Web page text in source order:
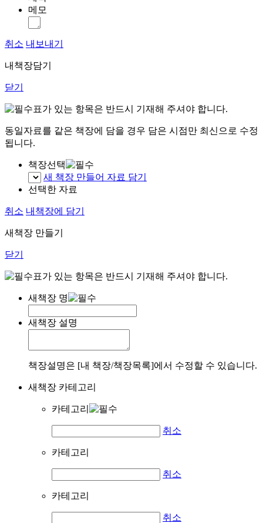
메모
취소 내보내기
내책장담기
닫기
표가 있는 항목은 반드시 기재해 주셔야 합니다.
동일자료를 같은 책장에 담을 경우 담은 시점만 최신으로 수정
됩니다.
책장선택
새 책장 만들어 자료 담기
선택한 자료
취소 내책장에 담기
새책장 만들기
닫기
표가 있는 항목은 반드시 기재해 주셔야 합니다.
새책장 명
새책장 설명
책장설명은 [내 책장/책장목록]에서 수정할 수 있습니다.
새책장 카테고리
카테고리
취소
카테고리
취소
카테고리
취소